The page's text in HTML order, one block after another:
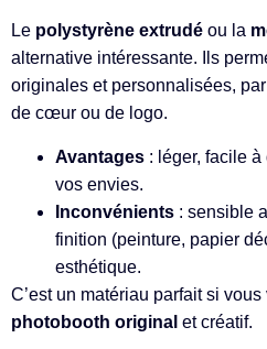
Le polystyrène extrudé ou la
alternative intéressante. Ils
originales et personnalisées,
de cœur ou de logo.
Avantages : léger, facile
vos envies.
Inconvénients : sensible
finition (peinture, papier
esthétique.
C’est un matériau parfait si
photobooth original et créatif.